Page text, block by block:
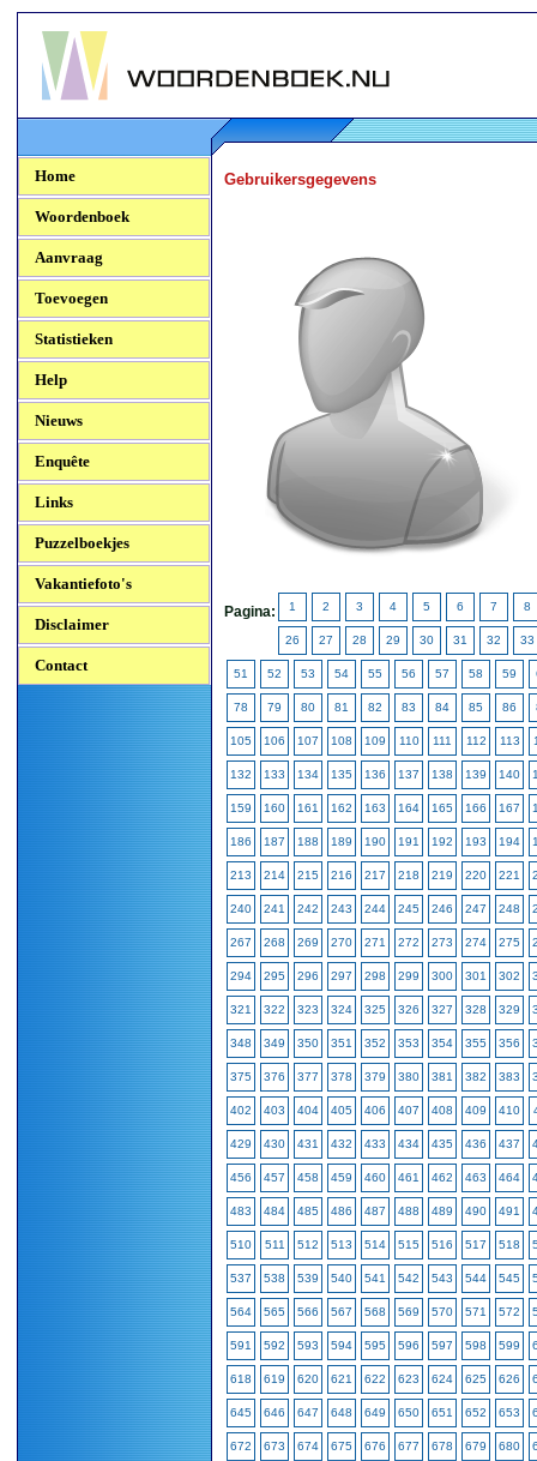
Woordenboek.NU
Home
Woordenboek
Aanvraag
Toevoegen
Statistieken
Help
Nieuws
Enquête
Links
Puzzelboekjes
Vakantiefoto's
Disclaimer
Contact
Gebruikersgegevens
Pagina: 1 2 3 4 5 6 7 8
26 27 28 29 30 31 32 33
51 52 53 54 55 56 57 58 59
78 79 80 81 82 83 84 85 86
105 106 107 108 109 110 111 112 113
132 133 134 135 136 137 138 139 140
159 160 161 162 163 164 165 166 167
186 187 188 189 190 191 192 193 194
213 214 215 216 217 218 219 220 221
240 241 242 243 244 245 246 247 248
267 268 269 270 271 272 273 274 275
294 295 296 297 298 299 300 301 302
321 322 323 324 325 326 327 328 329
348 349 350 351 352 353 354 355 356
375 376 377 378 379 380 381 382 383
402 403 404 405 406 407 408 409 410
429 430 431 432 433 434 435 436 437
456 457 458 459 460 461 462 463 464
483 484 485 486 487 488 489 490 491
510 511 512 513 514 515 516 517 518
537 538 539 540 541 542 543 544 545
564 565 566 567 568 569 570 571 572
591 592 593 594 595 596 597 598 599
618 619 620 621 622 623 624 625 626
645 646 647 648 649 650 651 652 653
672 673 674 675 676 677 678 679 680